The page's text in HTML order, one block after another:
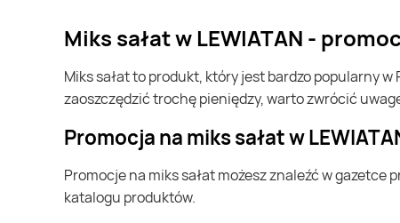
miks sałat w LEWIATAN -
miks sałat to produkt, który jest bardzo popularny w Polsce i na całym świecie. Często możesz go kupić w LEWIATAN. Jeśli chcesz kupić miks sałat i chcesz
zaoszczędzić trochę pieniędzy, warto zwrócić
Promocja na miks sałat w
Promocje na miks sałat możesz znaleźć w gazetce promocyjnej LEWIATAN. Specjalnie dla Ciebie wybieramy najatrakcyjniejsze oferty i prezentujemy je w formie
katalogu produktów.